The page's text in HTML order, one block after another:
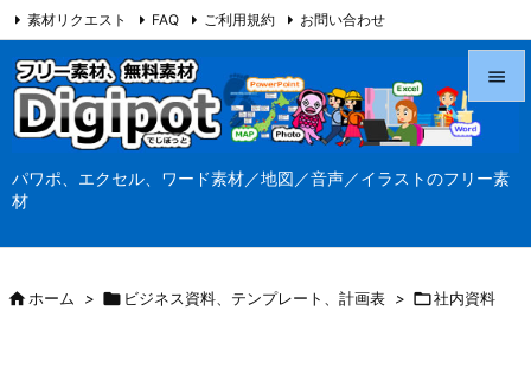
パワポ、エクセル、ワード素材／地図／音声／イラストのフリー素
材




素材リクエスト FAQ ご利用規約 お問い合わせ
当サイト（Digipot.net）について
ホーム >  ビジネス資料、テンプレート、計画表 > 社内資料